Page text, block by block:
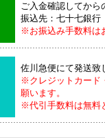
ご入金確認してから
振込先：七十七銀行
※お振込み手数料は
佐川急便にて発送致
※クレジットカード
願います。
※代引手数料は無料